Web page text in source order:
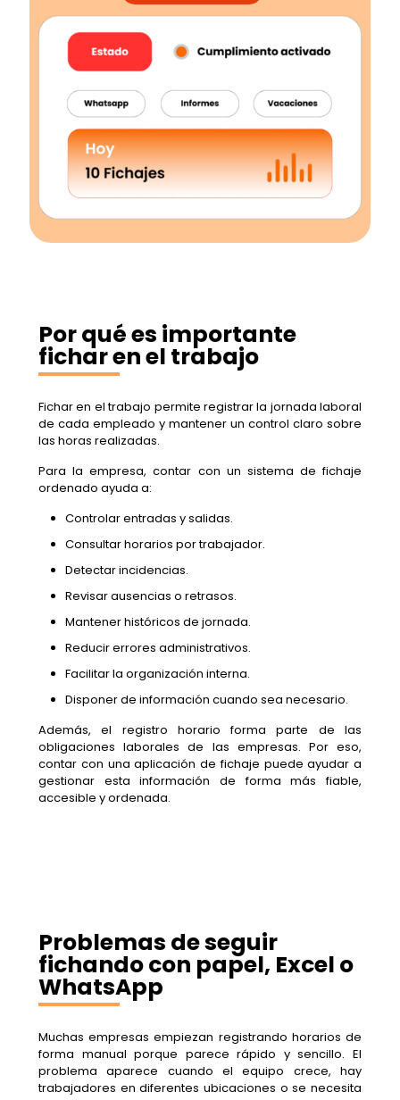
Por qué es importante
fichar en el trabajo
Fichar en el trabajo permite registrar la jornada laboral
de cada empleado y mantener un control claro sobre
las horas realizadas.
Para la empresa, contar con un sistema de fichaje
ordenado ayuda a:
Controlar entradas y salidas.
Consultar horarios por trabajador.
Detectar incidencias.
Revisar ausencias o retrasos.
Mantener históricos de jornada.
Reducir errores administrativos.
Facilitar la organización interna.
Disponer de información cuando sea necesario.
Además, el registro horario forma parte de las
obligaciones laborales de las empresas. Por eso,
contar con una aplicación de fichaje puede ayudar a
gestionar esta información de forma más fiable,
accesible y ordenada.
Problemas de seguir
fichando con papel, Excel o
WhatsApp
Muchas empresas empiezan registrando horarios de
forma manual porque parece rápido y sencillo. El
problema aparece cuando el equipo crece, hay
trabajadores en diferentes ubicaciones o se necesita